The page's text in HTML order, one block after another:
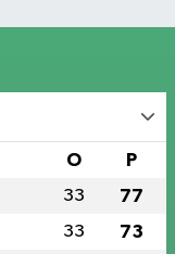
O P
33 77
33 73